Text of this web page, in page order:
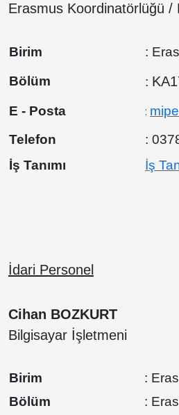
Erasmus Koordinatörlüğü /
Birim
:
Bölüm
:
E - Posta :
Telefon
:
İş Tanımı
İş
İdari Personel
Cihan BOZKURT
Bilgisayar İşletmeni
Birim
:
Bölüm
: